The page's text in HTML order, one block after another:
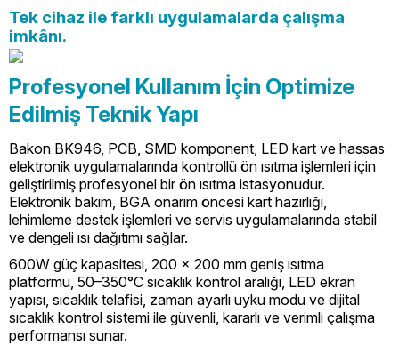
Tek cihaz ile farklı uygulamalarda çalışma
imkânı.
Profesyonel Kullanım İçin Optimize
Edilmiş Teknik Yapı
Bakon BK946, PCB, SMD komponent, LED kart ve hassas
elektronik uygulamalarında kontrollü ön ısıtma işlemleri için
geliştirilmiş profesyonel bir ön ısıtma istasyonudur.
Elektronik bakım, BGA onarım öncesi kart hazırlığı,
lehimleme destek işlemleri ve servis uygulamalarında stabil
ve dengeli ısı dağıtımı sağlar.
600W güç kapasitesi, 200 x 200 mm geniş ısıtma
platformu, 50–350°C sıcaklık kontrol aralığı, LED ekran
yapısı, sıcaklık telafisi, zaman ayarlı uyku modu ve dijital
sıcaklık kontrol sistemi ile güvenli, kararlı ve verimli çalışma
performansı sunar.